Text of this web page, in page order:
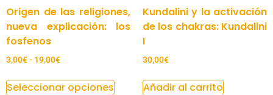
Origen de las religiones,
nueva explicación: los
fosfenos
3,00€- 19,00€
Seleccionar opciones
Kundalini y la activación
de los chakras: Kundalini
I
30,00€
Añadir al carrito